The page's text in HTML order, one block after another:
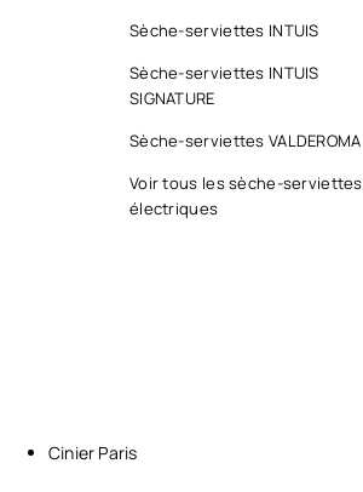
Sèche-serviettes INTUIS
Sèche-serviettes INTUIS
SIGNATURE
Sèche-serviettes VALDEROMA
Voir tous les sèche-serviettes
électriques
Sèche serviette
Cinier Paris